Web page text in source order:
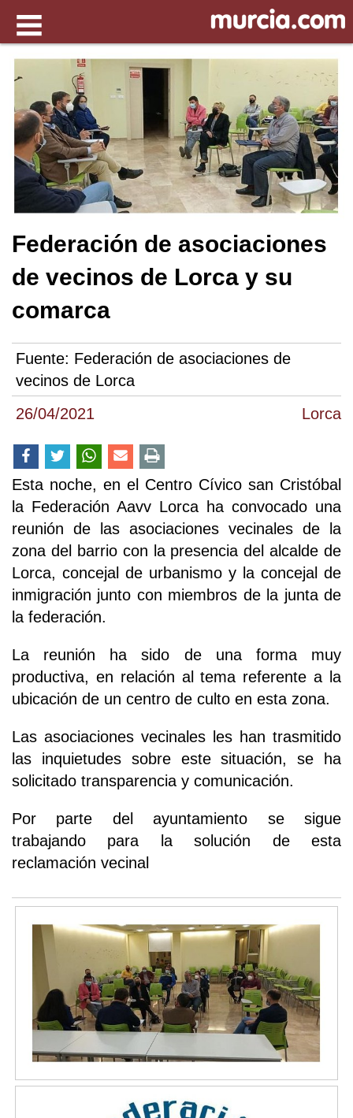
26/04/2021 Lorca
Federación de asociaciones
de vecinos de Lorca y su
comarca
Fuente: Federación de asociaciones de
vecinos de Lorca
Esta noche, en el Centro Cívico san Cristóbal
la Federación Aavv Lorca ha convocado una
reunión de las asociaciones vecinales de la
zona del barrio con la presencia del alcalde de
Lorca, concejal de urbanismo y la concejal de
inmigración junto con miembros de la junta de
la federación.
La reunión ha sido de una forma muy
productiva, en relación al tema referente a la
ubicación de un centro de culto en esta zona.
Las asociaciones vecinales les han trasmitido
las inquietudes sobre este situación, se ha
solicitado transparencia y comunicación.
Por parte del ayuntamiento se sigue
trabajando para la solución de esta
reclamación vecinal